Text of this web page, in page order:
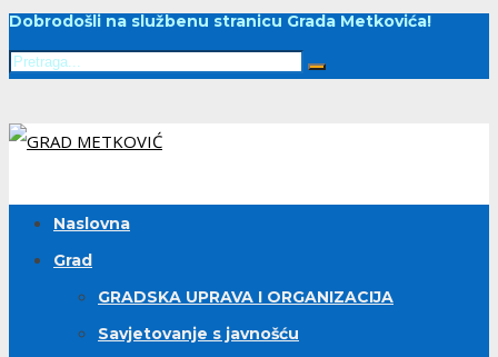
Dobrodošli na službenu stranicu Grada Metkovića!
Naslovna
Grad
GRADSKA UPRAVA I ORGANIZACIJA
Savjetovanje s javnošću